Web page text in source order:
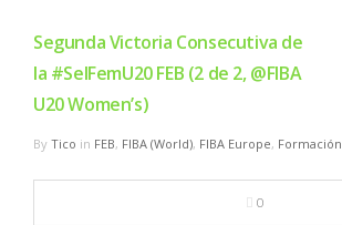
Segunda Victoria Consecutiva de
la #SelFemU20 FEB (2 de 2, @FIBA
U20 Women’s)
By Tico in FEB, FIBA (World), FIBA Europe, Formación
0